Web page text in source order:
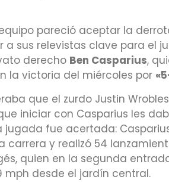
pareció aceptar la
a sus relevistas clave para el
derecho Ben Casparius,
la victoria del miércoles por
que el zurdo Justin
iniciar con Casparius les
jugada fue acertada:
carrera y realizó 54
quien en la segunda
mph desde el jardín central.